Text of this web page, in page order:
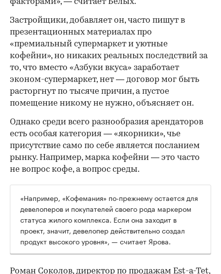
факторами», — считает Белых.
Застройщики, добавляет он, часто пишут в
презентационных материалах про
«премиальный супермаркет и уютные
кофейни», но никаких реальных последствий за
то, что вместо «Азбуки вкуса» заработает
эконом-супермаркет, нет — договор мог быть
расторгнут по тысяче причин, а пустое
помещение никому не нужно, объясняет он.
Однако среди всего разнообразия арендаторов
есть особая категория — «якорники», чье
присутствие само по себе является посланием
рынку. Например, марка кофейни — это часто
не вопрос кофе, а вопрос среды.
«Например, «Кофемания» по-прежнему остается для
девелоперов и покупателей своего рода маркером
статуса жилого комплекса. Если она заходит в
проект, значит, девелопер действительно создал
продукт высокого уровня», — считает Ярова.
Роман Соколов, директор по продажам Est-a-Tet,